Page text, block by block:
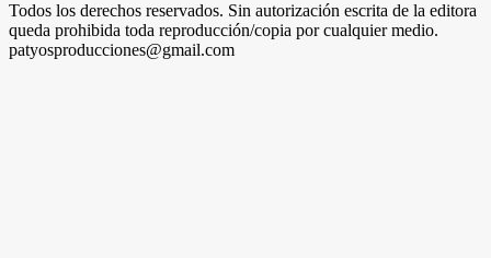
Todos los derechos reservados. Sin autorización escrita de la editora
queda prohibida toda reproducción/copia por cualquier medio.
patyosproducciones@gmail.com